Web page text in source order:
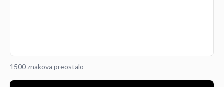
1500 znakova preostalo